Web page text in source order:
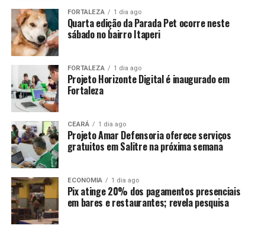
FORTALEZA 1 dia ago
Quarta edição da Parada Pet ocorre neste
sábado no bairro Itaperi
FORTALEZA 1 dia ago
Projeto Horizonte Digital é inaugurado em
Fortaleza
CEARÁ 1 dia ago
Projeto Amar Defensoria oferece serviços
gratuitos em Salitre na próxima semana
ECONOMIA 1 dia ago
Pix atinge 20% dos pagamentos presenciais
em bares e restaurantes; revela pesquisa